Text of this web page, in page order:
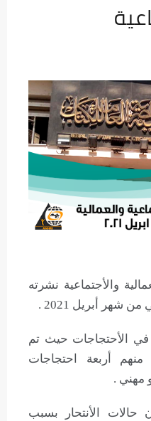
والأجتماعية نشرته
شهر أبريل 2021 .
الأحتجاجات حيث تم
أربعة احتجاجات
مهني .
الأنتحار بسبب